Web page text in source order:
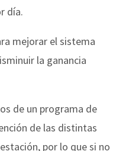
día.
mejorar el sistema
la ganancia
de un programa de
de las distintas
por lo que si no